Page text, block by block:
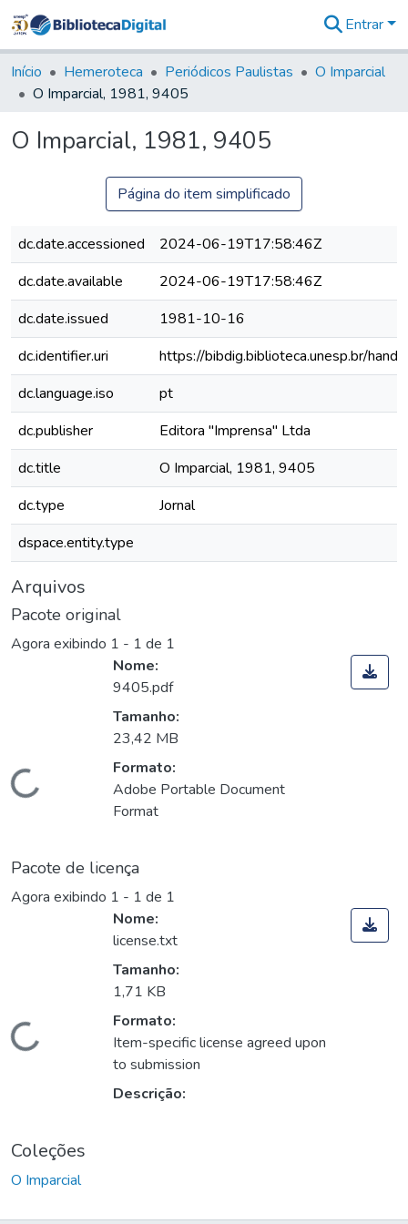
&
Coleções
Tudo na
Digital
Entrar
Início Hemeroteca Periódicos Paulistas
O Imparcial
O Imparcial, 1981, 9405
O Imparcial, 1981, 9405
Página do item simplificado
dc.date.accessioned
2024-06-19T17:58:46Z
dc.date.available
2024-06-19T17:58:46Z
dc.date.issued
1981-10-16
dc.identifier.uri
https://bibdig.biblioteca.unesp.br/
dc.language.iso
pt
dc.publisher
Editora "Imprensa" Ltda
dc.title
O Imparcial, 1981, 9405
dc.type
Jornal
dspace.entity.type
Arquivos
Pacote original
Agora exibindo 1 - 1 de 1
Carregando...
Nome:
9405.pdf
Tamanho:
23,42 MB
Formato:
Adobe Portable Document
Format
Pacote de licença
Agora exibindo 1 - 1 de 1
Carregando...
Nome:
license.txt
Tamanho:
1,71 KB
Formato:
Item-specific license agreed upon
to submission
Descrição:
Coleções
O Imparcial